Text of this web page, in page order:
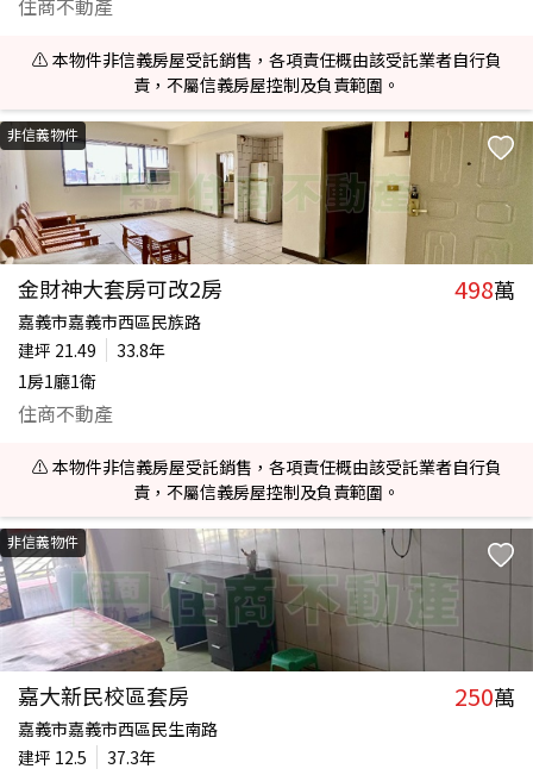
住商不動產
⚠️ 本物件非信義房屋受託銷售，各項責任概由該受託業者自行負
責，不屬信義房屋控制及負責範圍。
非信義物件
金財神大套房可改2房 498萬
嘉義市嘉義市西區民族路
建坪 21.49
33.8年
1房1廳1衛
住商不動產
⚠️ 本物件非信義房屋受託銷售，各項責任概由該受託業者自行負
責，不屬信義房屋控制及負責範圍。
非信義物件
嘉大新民校區套房 250萬
嘉義市嘉義市西區民生南路
建坪 12.5
37.3年